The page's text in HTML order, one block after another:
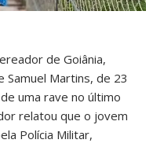
de Goiânia,
Samuel Martins, de 23
uma rave no último
relatou que o jovem
Polícia Militar,